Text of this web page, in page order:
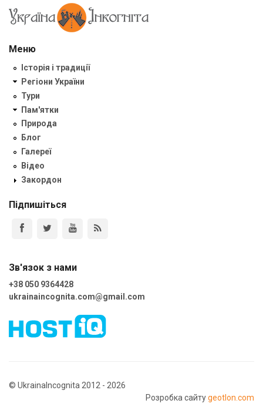
Меню
Історія і традиції
Регіони України
Тури
Пам'ятки
Природа
Блог
Галереї
Відео
Закордон
Підпишіться
Зв'язок з нами
+38 050 9364428
ukrainaincognita.com@gmail.com
© UkrainaIncognita 2012 - 2026
Розробка сайтуgeotlon.com